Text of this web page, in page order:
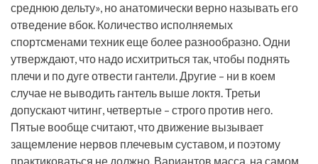
среднюю дельту», но анатомически верно называть его
отведение вбок. Количество исполняемых
спортсменами техник еще более разнообразно. Одни
утверждают, что надо исхитриться так, чтобы поднять
плечи и по дуге отвести гантели. Другие – ни в коем
случае не выводить гантель выше локтя. Третьи
допускают читинг, четвертые – строго против него.
Пятые вообще считают, что движение вызывает
защемление нервов плечевым суставом, и поэтому
практиковаться не должно. Вариантов масса, на самом